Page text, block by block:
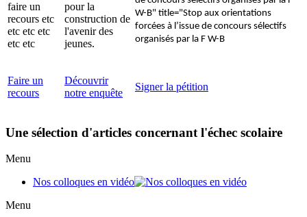
faire un
recours etc
etc etc etc
etc etc
pour la
construction de
l'avenir des
jeunes.
W-B" title="Stop aux orientations
forcées à l’issue de concours sélectifs
organisés par la F W-B
Faire un
recours
Découvrir
notre enquête
Signer la pétition
Une sélection d'articles concernant l'échec scolaire
Menu
Nos colloques en vidéo
Menu